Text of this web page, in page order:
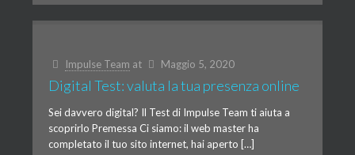
Impulse Team at Maggio 5, 2020
Digital Test: valuta la tua presenza online
Sei davvero digital? Il Test di Impulse Team ti aiuta a
scoprirlo Premessa Ci siamo: il web master ha
completato il tuo sito internet, hai aperto […]